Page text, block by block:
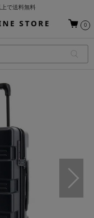
で送料無料
お取り寄せ商品を除く）
0